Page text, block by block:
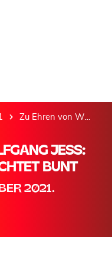
Zu Ehren von Wolfgang Jess: Witt-Gruppe leuchtet bunt
JESS:
BUNT
2021.